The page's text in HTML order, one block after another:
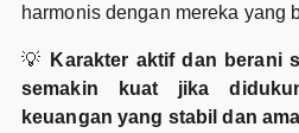
harmonis dengan mereka yang
💡
Karakter aktif dan berani
semakin kuat jika
keuangan yang stabil dan